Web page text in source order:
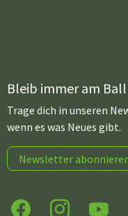
Bleib immer am
Trage dich in unseren
wenn es was Neues gibt.
Newsletter